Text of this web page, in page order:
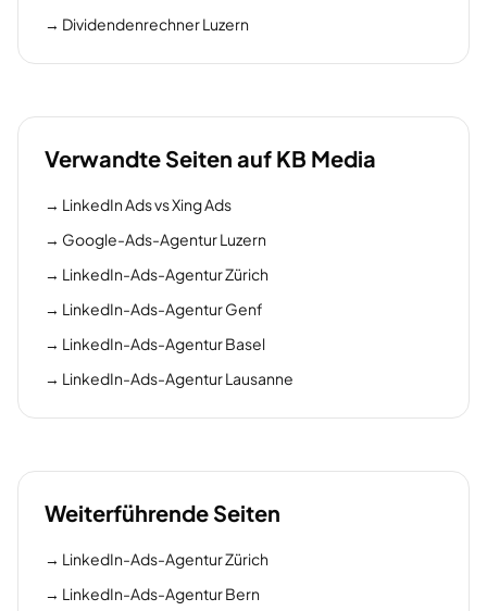
→ Dividendenrechner Luzern
Verwandte Seiten auf KB Media
→ LinkedIn Ads vs Xing Ads
→ Google-Ads-Agentur Luzern
→ LinkedIn-Ads-Agentur Zürich
→ LinkedIn-Ads-Agentur Genf
→ LinkedIn-Ads-Agentur Basel
→ LinkedIn-Ads-Agentur Lausanne
Weiterführende Seiten
→ LinkedIn-Ads-Agentur Zürich
→ LinkedIn-Ads-Agentur Bern